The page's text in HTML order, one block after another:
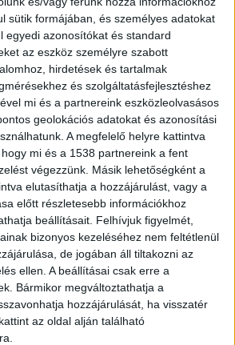
sütik formájában, és személyes adatokat
egyedi azonosítókat és standard
az eszköz személyre szabott
hirdetések és tartalmak
és szolgáltatásfejlesztéshez
mi és a partnereink eszközleolvasásos
geolokációs adatokat és azonosítási
A megfelelő helyre kattintva
mi és a 1538 partnereink a fent
végezzünk. Másik lehetőségként a
elutasíthatja a hozzájárulást, vagy a
előtt részletesebb információkhoz
beállításait. Felhívjuk figyelmét,
bizonyos kezeléséhez nem feltétlenül
de jogában áll tiltakozni az
ellen. A beállításai csak erre a
Bármikor megváltoztathatja a
hozzájárulását, ha visszatér
az oldal alján található
máris nyugdíjba küldi utolsó
a Honda
indul a legolcsóbb elektromos